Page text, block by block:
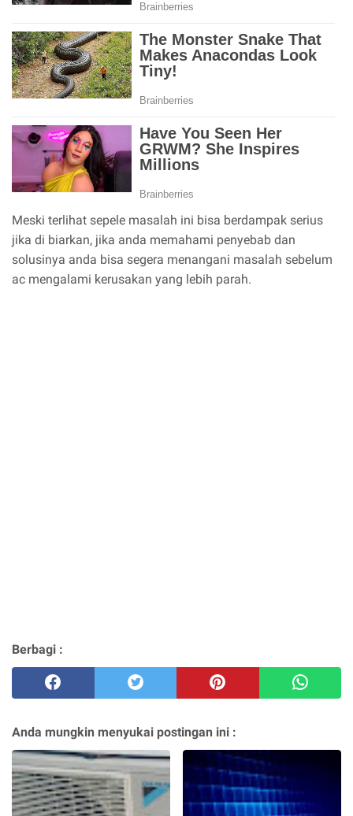
Meski terlihat sepele masalah ini bisa berdampak serius
jika di biarkan, jika anda memahami penyebab dan
solusinya anda bisa segera menangani masalah sebelum
ac mengalami kerusakan yang lebih parah.
Berbagi :
Anda mungkin menyukai postingan ini :